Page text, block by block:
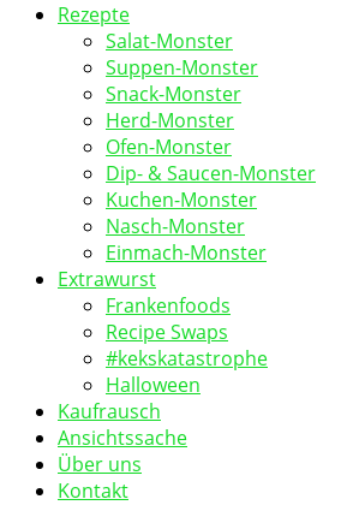
Rezepte
Salat-Monster
Suppen-Monster
Snack-Monster
Herd-Monster
Ofen-Monster
Dip- & Saucen-Monster
Kuchen-Monster
Nasch-Monster
Einmach-Monster
Extrawurst
Frankenfoods
Recipe Swaps
#kekskatastrophe
Halloween
Kaufrausch
Ansichtssache
Über uns
Kontakt